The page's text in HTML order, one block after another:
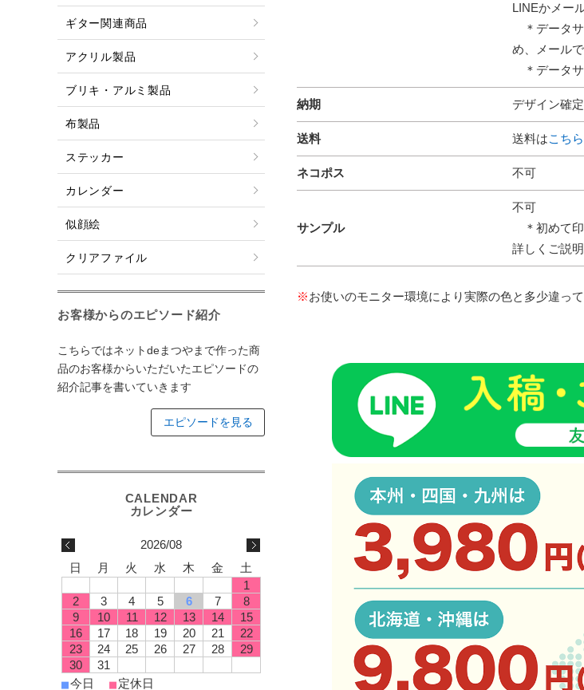
LINEかメー
＊データサ
め、メール
＊データサ
納期 デザイン確
送料 送料はこちら
ネコポス 不可
サンプル
不可
＊初めて印
詳しくご説
※お使いのモニター環境により実際の色と多少違っ
ギター関連商品
アクリル製品
ブリキ・アルミ製品
布製品
ステッカー
カレンダー
似顔絵
クリアファイル
お客様からのエピソード紹介
こちらではネットdeまつやまで作った商
品のお客様からいただいたエピソードの
紹介記事を書いていきます
エピソードを見る
2026/08
日
月 火 水 木 金
土
1
2
3 4 5 6 7
8
9
10 11 12 13 14
15
16
17 18 19 20 21
22
23
24 25 26 27 28
29
30
31
■今日 ■定休日